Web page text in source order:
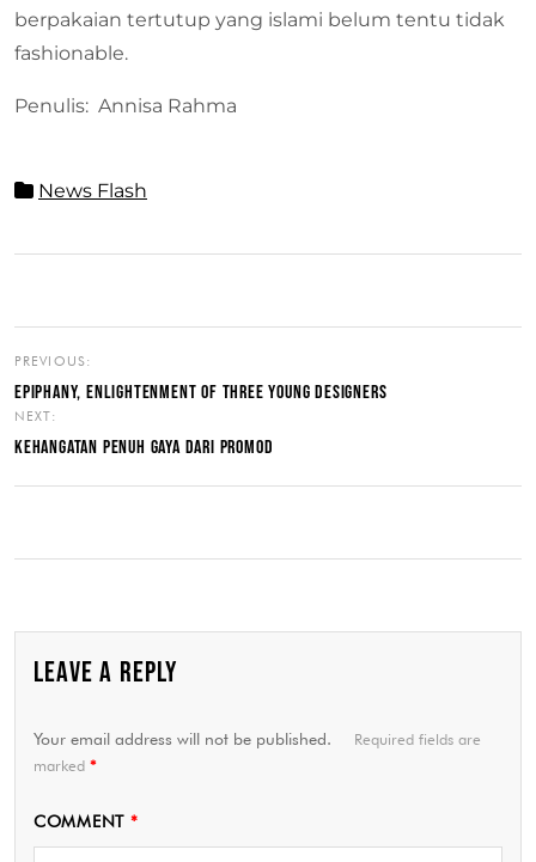
berpakaian tertutup yang islami belum tentu tidak
fashionable.
Penulis: Annisa Rahma
News Flash
PREVIOUS:
EPIPHANY, ENLIGHTENMENT OF THREE YOUNG DESIGNERS
NEXT:
KEHANGATAN PENUH GAYA DARI PROMOD
LEAVE A REPLY
Your email address will not be published.
Required fields are
marked *
COMMENT *